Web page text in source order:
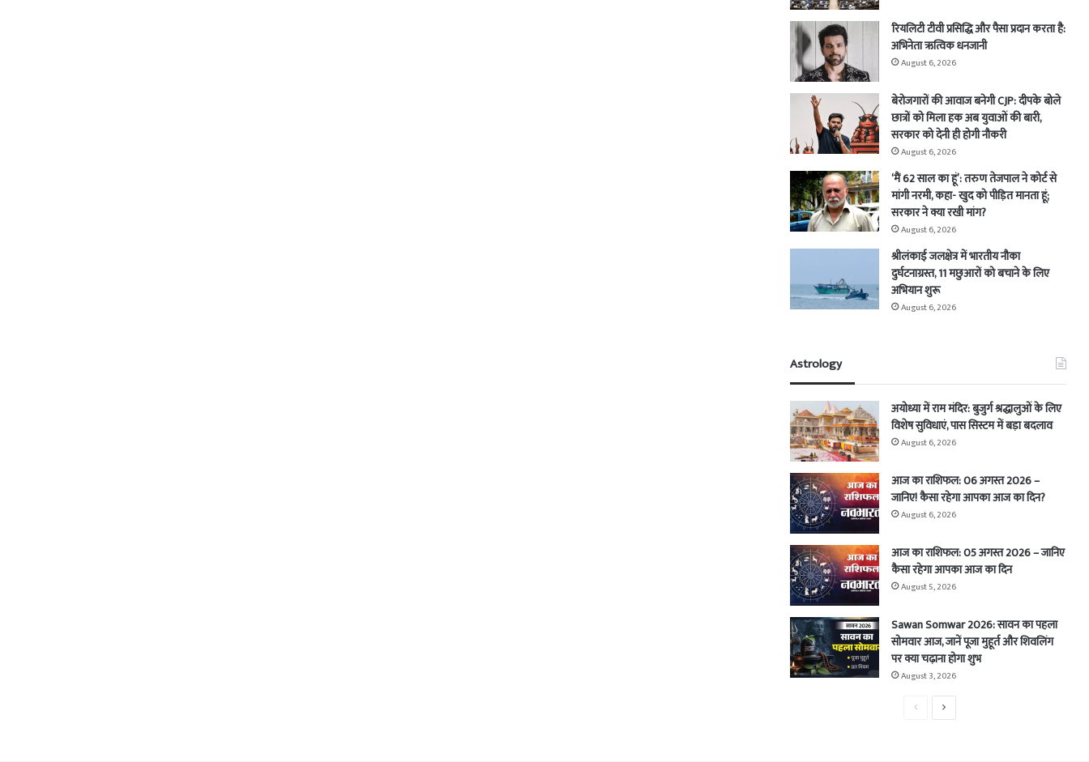
रियलिटी टीवी प्रसिद्धि और पैसा प्रदान करता है:
अभिनेता ऋत्विक धनजानी
August 6, 2026
बेरोजगारों की आवाज बनेगी CJP: दीपके बोले
छात्रों को मिला हक अब युवाओं की बारी,
सरकार को देनी ही होगी नौकरी
August 6, 2026
‘मैं 62 साल का हूं’: तरुण तेजपाल ने कोर्ट से
मांगी नरमी, कहा- खुद को पीड़ित मानता हूं;
सरकार ने क्या रखी मांग?
August 6, 2026
श्रीलंकाई जलक्षेत्र में भारतीय नौका
दुर्घटनाग्रस्त, 11 मछुआरों को बचाने के लिए
अभियान शुरू
August 6, 2026
Astrology
अयोध्या में राम मंदिर: बुजुर्ग श्रद्धालुओं के लिए
विशेष सुविधाएं, पास सिस्टम में बड़ा बदलाव
August 6, 2026
आज का राशिफल: 06 अगस्त 2026 –
जानिए! कैसा रहेगा आपका आज का दिन?
August 6, 2026
आज का राशिफल: 05 अगस्त 2026 – जानिए
कैसा रहेगा आपका आज का दिन
August 5, 2026
Sawan Somwar 2026: सावन का पहला
सोमवार आज, जानें पूजा मुहूर्त और शिवलिंग
पर क्या चढ़ाना होगा शुभ
August 3, 2026
PreviousNext